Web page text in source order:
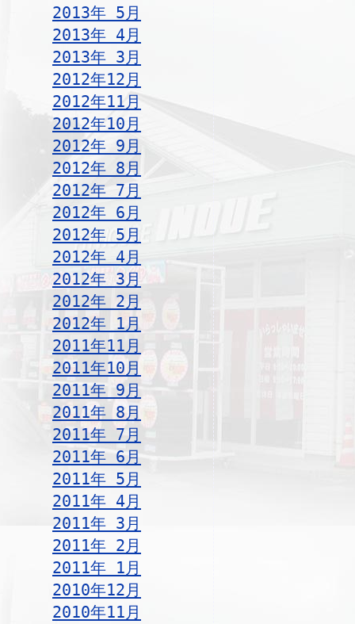
2013年 5月
2013年 4月
2013年 3月
2012年12月
2012年11月
2012年10月
2012年 9月
2012年 8月
2012年 7月
2012年 6月
2012年 5月
2012年 4月
2012年 3月
2012年 2月
2012年 1月
2011年11月
2011年10月
2011年 9月
2011年 8月
2011年 7月
2011年 6月
2011年 5月
2011年 4月
2011年 3月
2011年 2月
2011年 1月
2010年12月
2010年11月